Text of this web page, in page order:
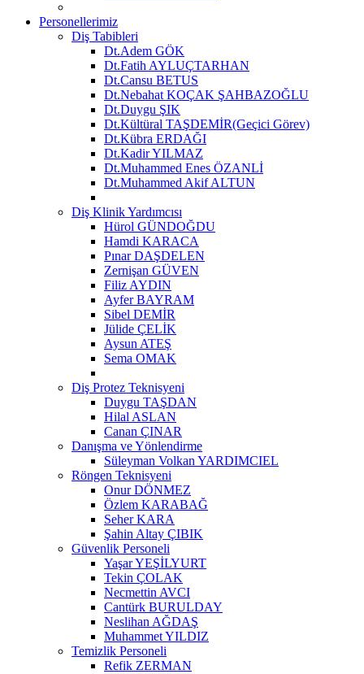
Personellerimiz
Diş Tabibleri
Dt.Adem GÖK
Dt.Fatih AYLUÇTARHAN
Dt.Cansu BETUS
Dt.Nebahat KOÇAK ŞAHBAZOĞLU
Dt.Duygu ŞIK
Dt.Kültüral TAŞDEMİR(Geçici Görev)
Dt.Kübra ERDAĞI
Dt.Kadir YILMAZ
Dt.Muhammed Enes ÖZANLİ
Dt.Muhammed Akif ALTUN
Diş Klinik Yardımcısı
Hürol GÜNDOĞDU
Hamdi KARACA
Pınar DAŞDELEN
Zernişan GÜVEN
Filiz AYDIN
Ayfer BAYRAM
Sibel DEMİR
Jülide ÇELİK
Aysun ATEŞ
Sema OMAK
Diş Protez Teknisyeni
Duygu TAŞDAN
Hilal ASLAN
Canan ÇINAR
Danışma ve Yönlendirme
Süleyman Volkan YARDIMCIEL
Röngen Teknisyeni
Onur DÖNMEZ
Özlem KARABAĞ
Seher KARA
Şahin Altay ÇIBIK
Güvenlik Personeli
Yaşar YEŞİLYURT
Tekin ÇOLAK
Necmettin AVCI
Cantürk BURULDAY
Neslihan AĞDAŞ
Muhammet YILDIZ
Temizlik Personeli
Refik ZERMAN